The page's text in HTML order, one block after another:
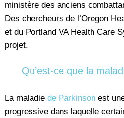
ministère des anciens
Des chercheurs de l’Oregon
et du Portland VA Health Care
projet.
Qu’est-ce que la
La maladie de Parkinson est
progressive dans laquelle